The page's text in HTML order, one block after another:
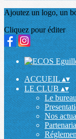
Ajoutez un logo, un
Cliquez pour éditer
ACCUEIL▴▾
LE CLUB▴▾
Le
Nos